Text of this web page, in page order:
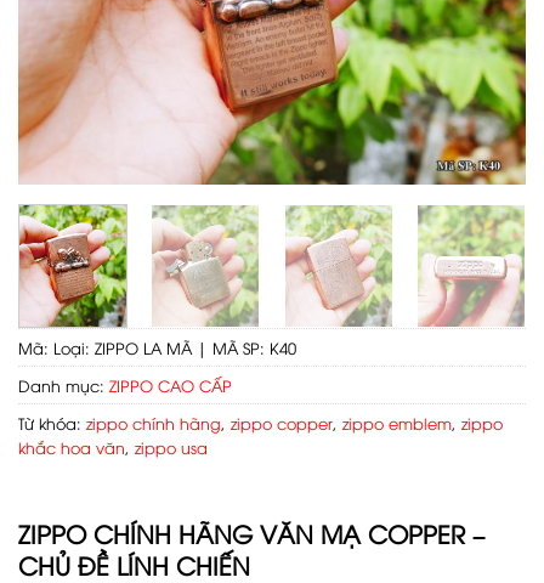
Mã: Loại: ZIPPO LA MÃ | MÃ SP: K40
Danh mục: ZIPPO CAO CẤP
Từ khóa: zippo chính hãng, zippo copper, zippo emblem, zippo
khắc hoa văn, zippo usa
ZIPPO CHÍNH HÃNG VĂN MẠ COPPER –
CHỦ ĐỀ LÍNH CHIẾN